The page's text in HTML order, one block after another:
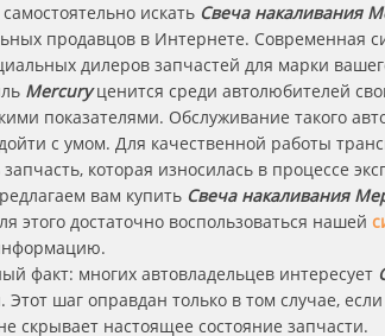
искать Свеча накаливания
продавцов в Интернете. Современная
дилеров запчастей для марки
Mercury ценится среди автолюбителей
показателями. Обслуживание такого
с умом. Для качественной работы
которая износилась в процессе
вам купить Свеча накаливания
этого достаточно воспользоваться нашей
факт: многих автовладельцев интересует
Этот шаг оправдан только в том случае,
скрывает настоящее состояние запчасти.